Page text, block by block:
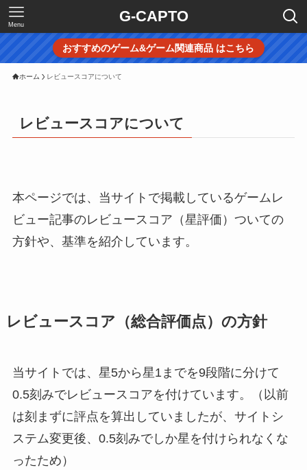
G-CAPTO
Menu
おすすめのゲーム&ゲーム関連商品 はこちら
ホーム レビュースコアについて
レビュースコアについて
本ページでは、当サイトで掲載しているゲームレ
ビュー記事のレビュースコア（星評価）ついての
方針や、基準を紹介しています。
レビュースコア（総合評価点）の方針
当サイトでは、星5から星1までを9段階に分けて
0.5刻みでレビュースコアを付けています。（以前
は刻まずに評点を算出していましたが、サイトシ
ステム変更後、0.5刻みでしか星を付けられなくな
ったため）